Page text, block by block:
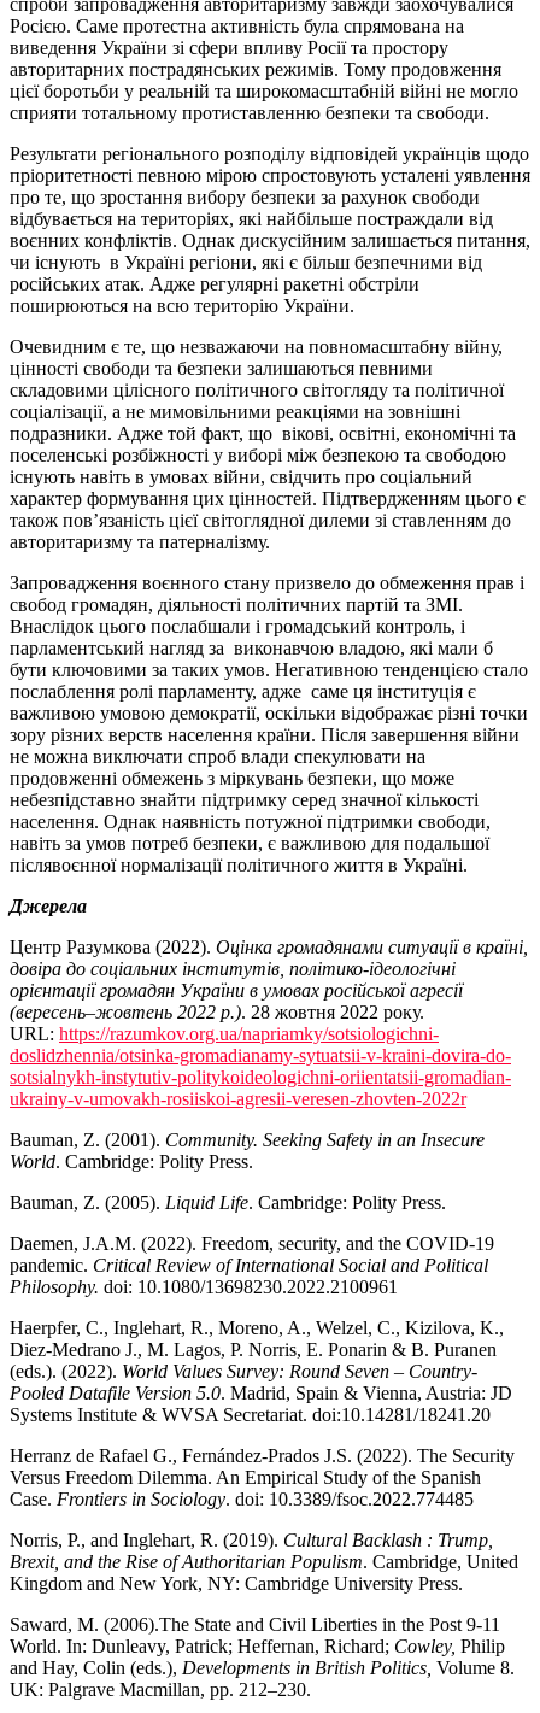
спроби запровадження авторитаризму завжди заохочувалися
Росією. Саме протестна активність була спрямована на
виведення України зі сфери впливу Росії та простору
авторитарних пострадянських режимів. Тому продовження
цієї боротьби у реальній та широкомасштабній війні не могло
сприяти тотальному протиставленню безпеки та свободи.
Результати регіонального розподілу відповідей українців щодо
пріоритетності певною мірою спростовують усталені уявлення
про те, що зростання вибору безпеки за рахунок свободи
відбувається на територіях, які найбільше постраждали від
воєнних конфліктів. Однак дискусійним залишається питання,
чи існують в Україні регіони, які є більш безпечними від
російських атак. Адже регулярні ракетні обстріли
поширюються на всю територію України.
Очевидним є те, що незважаючи на повномасштабну війну,
цінності свободи та безпеки залишаються певними
складовими цілісного політичного світогляду та політичної
соціалізації, а не мимовільними реакціями на зовнішні
подразники. Адже той факт, що вікові, освітні, економічні та
поселенські розбіжності у виборі між безпекою та свободою
існують навіть в умовах війни, свідчить про соціальний
характер формування цих цінностей. Підтвердженням цього є
також пов’язаність цієї світоглядної дилеми зі ставленням до
авторитаризму та патерналізму.
Запровадження воєнного стану призвело до обмеження прав і
свобод громадян, діяльності політичних партій та ЗМІ.
Внаслідок цього послабшали і громадський контроль, і
парламентський нагляд за виконавчою владою, які мали б
бути ключовими за таких умов. Негативною тенденцією стало
послаблення ролі парламенту, адже саме ця інституція є
важливою умовою демократії, оскільки відображає різні точки
зору різних верств населення країни. Після завершення війни
не можна виключати спроб влади спекулювати на
продовженні обмежень з міркувань безпеки, що може
небезпідставно знайти підтримку серед значної кількості
населення. Однак наявність потужної підтримки свободи,
навіть за умов потреб безпеки, є важливою для подальшої
післявоєнної нормалізації політичного життя в Україні.
Джерела
Центр Разумкова (2022). Оцінка громадянами ситуації в країні,
довіра до соціальних інститутів, політико-ідеологічні
орієнтації громадян України в умовах російської агресії
(вересень–жовтень 2022 р.). 28 жовтня 2022 року.
URL: https://razumkov.org.ua/napriamky/sotsiologichni-
doslidzhennia/otsinka-gromadianamy-sytuatsii-v-kraini-dovira-do-
sotsialnykh-instytutiv-politykoideologichni-oriientatsii-gromadian-
ukrainy-v-umovakh-rosiiskoi-agresii-veresen-zhovten-2022r
Bauman, Z. (2001). Community. Seeking Safety in an Insecure
World. Cambridge: Polity Press.
Bauman, Z. (2005). Liquid Life. Cambridge: Polity Press.
Daemen, J.A.M. (2022). Freedom, security, and the COVID-19
pandemic. Critical Review of International Social and Political
Philosophy. doi: 10.1080/13698230.2022.2100961
Haerpfer, C., Inglehart, R., Moreno, A., Welzel, C., Kizilova, K.,
Diez-Medrano J., M. Lagos, P. Norris, E. Ponarin & B. Puranen
(eds.). (2022). World Values Survey: Round Seven – Country-
Pooled Datafile Version 5.0. Madrid, Spain & Vienna, Austria: JD
Systems Institute & WVSA Secretariat. doi:10.14281/18241.20
Herranz de Rafael G., Fernández-Prados J.S. (2022). The Security
Versus Freedom Dilemma. An Empirical Study of the Spanish
Case. Frontiers in Sociology. doi: 10.3389/fsoc.2022.774485
Norris, P., and Inglehart, R. (2019). Cultural Backlash : Trump,
Brexit, and the Rise of Authoritarian Populism. Cambridge, United
Kingdom and New York, NY: Cambridge University Press.
Saward, M. (2006).The State and Civil Liberties in the Post 9-11
World. In: Dunleavy, Patrick; Heffernan, Richard; Cowley, Philip
and Hay, Colin (eds.), Developments in British Politics, Volume 8.
UK: Palgrave Macmillan, pp. 212–230.